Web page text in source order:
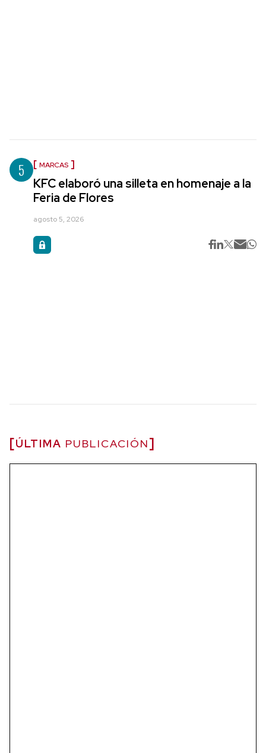
5 MARCAS
KFC elaboró una silleta en homenaje a la
Feria de Flores
agosto 5, 2026
ÚLTIMA PUBLICACIÓN